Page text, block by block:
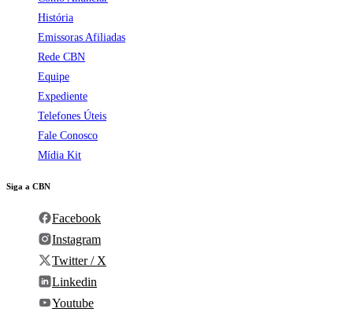
História
Emissoras Afiliadas
Rede CBN
Equipe
Expediente
Telefones Úteis
Fale Conosco
Mídia Kit
Siga a CBN
Facebook
Instagram
Twitter / X
Linkedin
Youtube